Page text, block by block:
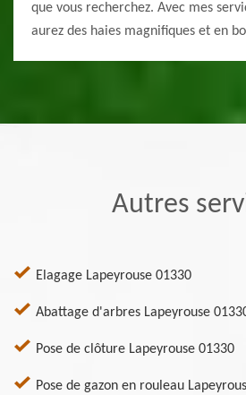
que vous recherchez. Avec mes
aurez des haies magnifiques et en
Autres
Elagage Lapeyrouse 01330
Abattage d'arbres Lapeyrouse
Pose de clôture Lapeyrouse 01330
Pose de gazon en rouleau